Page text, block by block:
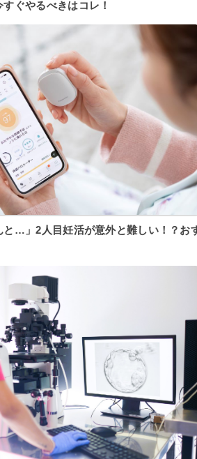
ぐやるべきはコレ！
と…」2人目妊活が意外と難しい！？お